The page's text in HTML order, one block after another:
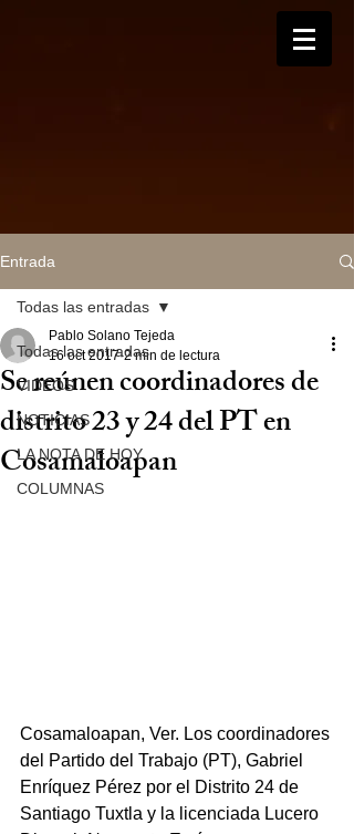
Entrada
Todas las entradas
VIDEOS
NOTICIAS
LA NOTA DE HOY
COLUMNAS
Todas las entradas
Se reúnen coordinadores de
distrito 23 y 24 del PT en
Cosamaloapan
Pablo Solano Tejeda
16 oct 2017 2 min de lectura
Cosamaloapan, Ver. Los coordinadores
del Partido del Trabajo (PT), Gabriel
Enríquez Pérez por el Distrito 24 de
Santiago Tuxtla y la licenciada Lucero